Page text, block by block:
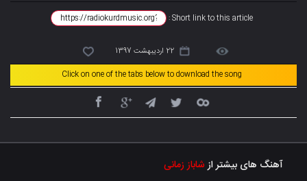
Short link to this article :
22 اردیبهشت 1397
Click on one of the tabs below to download the song
آهنگ های بیشتر ازشاباز زمانی